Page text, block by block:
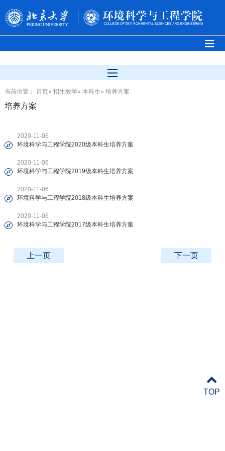
当前位置： 首页» 招生教学» 本科生» 培养方案
培养方案
2020-11-06
环境科学与工程学院2020级本科生培养方案
2020-11-06
环境科学与工程学院2019级本科生培养方案
2020-11-06
环境科学与工程学院2018级本科生培养方案
2020-11-06
环境科学与工程学院2017级本科生培养方案
上一页 下一页
TOP